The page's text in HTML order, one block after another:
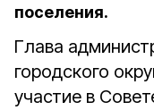
поселения.
Глава
городского
участие в